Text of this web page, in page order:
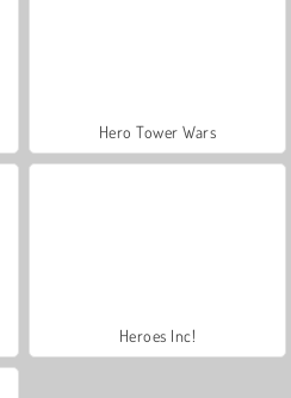
Hero Tower Wars
Heroes Inc!